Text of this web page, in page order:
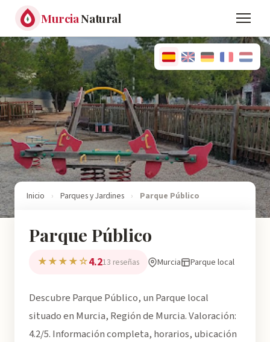
MurciaNatural
Inicio › Parques y Jardines › Parque Público
Parque Público
★★★★☆4.213 reseñas Murcia Parque local
Descubre Parque Público, un Parque local
situado en Murcia, Región de Murcia. Valoración:
4.2/5. Información completa, horarios, ubicación